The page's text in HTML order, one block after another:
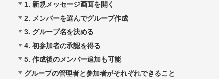
1. 新規メッセージ画面を開く
2. メンバーを選んでグループ作成
3. グループ名を決める
4. 初参加者の承認を得る
5. 作成後のメンバー追加も可能
グループの管理者と参加者がそれぞれできること